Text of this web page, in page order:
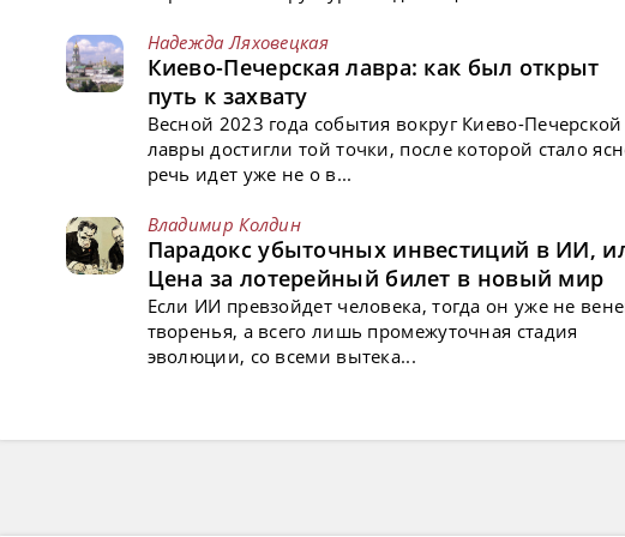
Надежда Ляховецкая
Киево-Печерская лавра: как был открыт
путь к захвату
Весной 2023 года события вокруг Киево-Печерской
лавры достигли той точки, после которой стало
речь идет уже не о в...
Владимир Колдин
Парадокс убыточных инвестиций в ИИ,
Цена за лотерейный билет в новый мир
Если ИИ превзойдет человека, тогда он уже не
творенья, а всего лишь промежуточная стадия
эволюции, со всеми вытека...